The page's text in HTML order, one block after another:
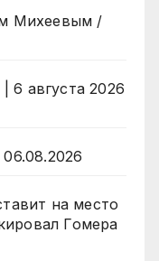
Михеевым /
августа 2026
на место
Гомера